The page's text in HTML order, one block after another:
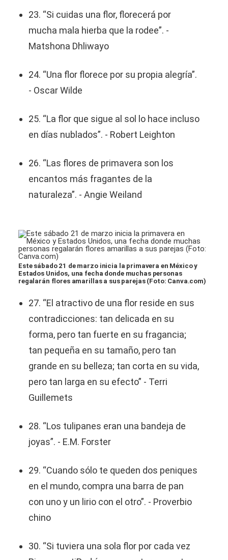
23. “Si cuidas una flor, florecerá por
mucha mala hierba que la rodee”. -
Matshona Dhliwayo
24. “Una flor florece por su propia alegría”.
- Oscar Wilde
25. “La flor que sigue al sol lo hace incluso
en días nublados”. - Robert Leighton
26. “Las flores de primavera son los
encantos más fragantes de la
naturaleza”. - Angie Weiland
Este sábado 21 de marzo inicia la primavera en México y
Estados Unidos, una fecha donde muchas personas
regalarán flores amarillas a sus parejas (Foto: Canva.com)
27. “El atractivo de una flor reside en sus
contradicciones: tan delicada en su
forma, pero tan fuerte en su fragancia;
tan pequeña en su tamaño, pero tan
grande en su belleza; tan corta en su vida,
pero tan larga en su efecto” - Terri
Guillemets
28. “Los tulipanes eran una bandeja de
joyas”. - E.M. Forster
29. “Cuando sólo te queden dos peniques
en el mundo, compra una barra de pan
con uno y un lirio con el otro”. - Proverbio
chino
30. “Si tuviera una sola flor por cada vez